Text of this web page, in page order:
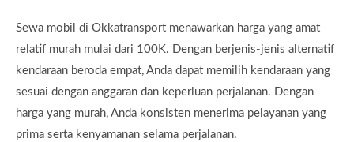
Sewa mobil di Okkatransport menawarkan harga yang amat
relatif murah mulai dari 100K. Dengan berjenis-jenis alternatif
kendaraan beroda empat, Anda dapat memilih kendaraan yang
sesuai dengan anggaran dan keperluan perjalanan. Dengan
harga yang murah, Anda konsisten menerima pelayanan yang
prima serta kenyamanan selama perjalanan.